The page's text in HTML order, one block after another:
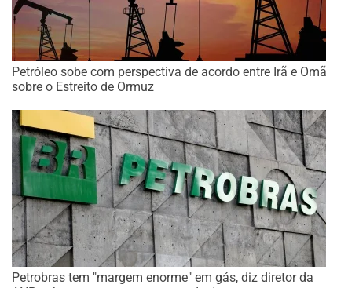
Petróleo sobe com perspectiva de acordo entre Irã e Omã
sobre o Estreito de Ormuz
Petrobras tem "margem enorme" em gás, diz diretor da